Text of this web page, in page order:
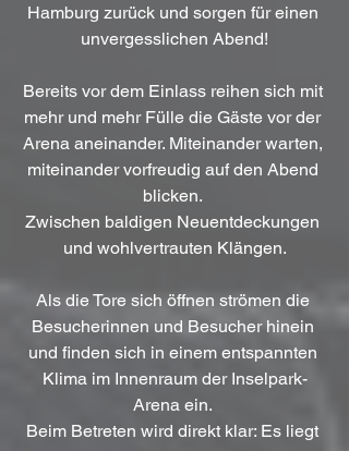
Hamburg zurück und sorgen für einen
unvergesslichen Abend!
Bereits vor dem Einlass reihen sich mit
mehr und mehr Fülle die Gäste vor der
Arena aneinander. Miteinander warten,
miteinander vorfreudig auf den Abend
blicken.
Zwischen baldigen Neuentdeckungen
und wohlvertrauten Klängen.
Als die Tore sich öffnen strömen die
Besucherinnen und Besucher hinein
und finden sich in einem entspannten
Klima im Innenraum der Inselpark-
Arena ein.
Beim Betreten wird direkt klar: Es liegt